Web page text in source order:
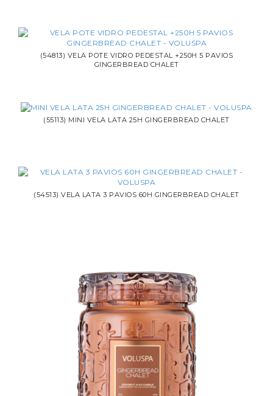
(54813) VELA POTE VIDRO PEDESTAL +250H 5 PAVIOS
GINGERBREAD CHALET
(55113) MINI VELA LATA 25H GINGERBREAD CHALET
(54513) VELA LATA 3 PAVIOS 60H GINGERBREAD CHALET